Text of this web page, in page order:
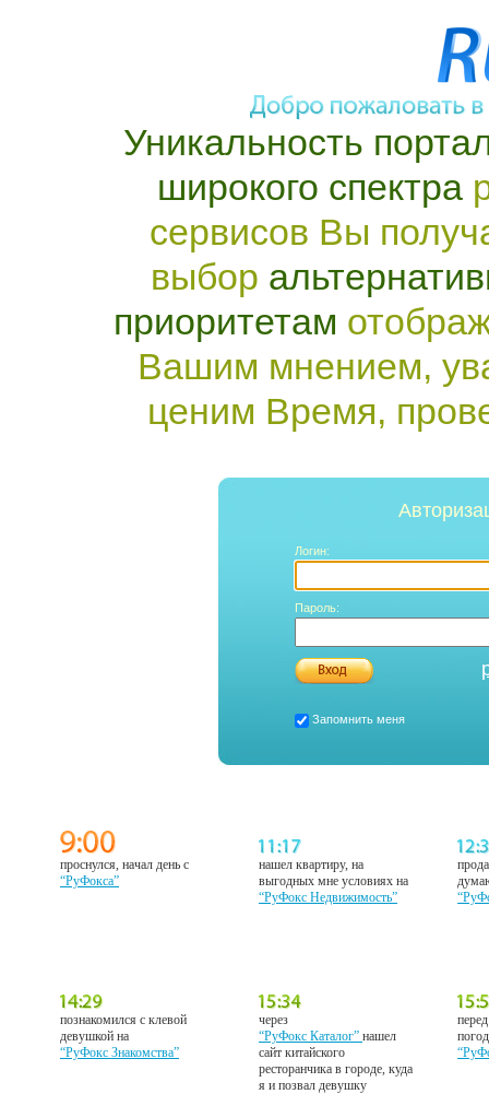
Уникальность
широкого спектра
сервисов Вы
выбор
приоритетам
Вашим мнением,
ценим Время,
Логин:
Пароль:
Запомнить меня
проснулся, начал день с
“РуФокса”
нашел квартиру, на
выгодных мне условиях на
“РуФокс Недвижимость”
познакомился с клевой
девушкой на
“РуФокс Знакомства”
через
“РуФокс Каталог”нашел
сайт китайского
ресторанчика в городе, куда
я и позвал девушку